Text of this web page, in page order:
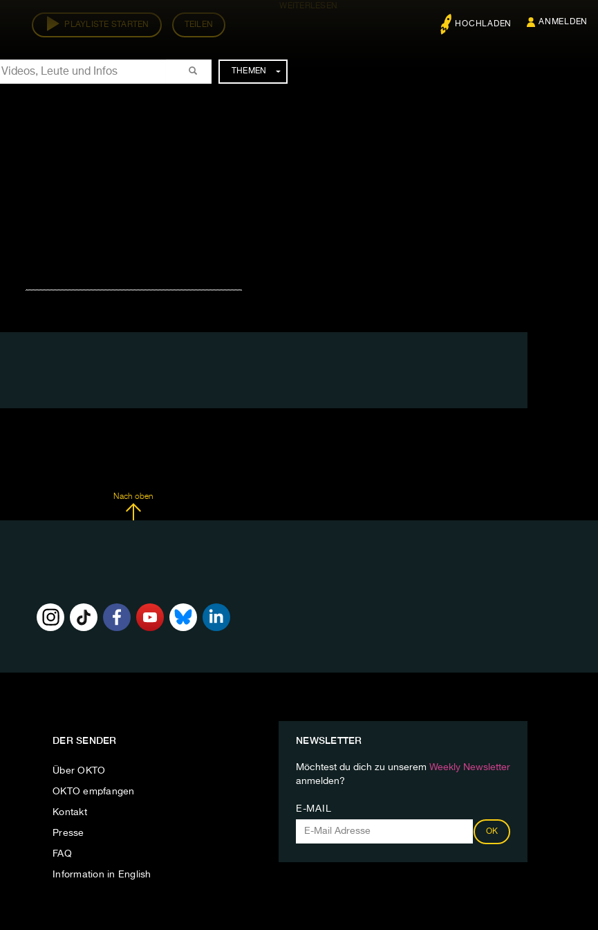
HOCHLADEN ANMELDEN
THEMEN
WEITERLESEN
PLAYLISTE STARTEN TEILEN
Nach oben
DER SENDER
Über OKTO
OKTO empfangen
Kontakt
Presse
FAQ
Information in English
NEWSLETTER
Möchtest du dich zu unserem Weekly Newsletter
anmelden?
E-MAIL
OK